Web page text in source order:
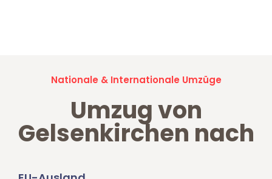
Nationale & Internationale Umzüge
Umzug von
Gelsenkirchen nach